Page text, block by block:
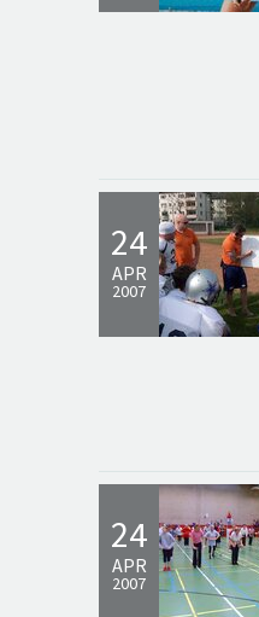
24
APR
2007
24
APR
2007